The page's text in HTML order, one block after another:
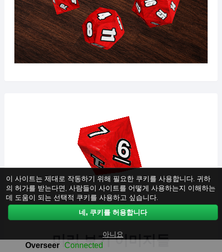
미리 보기 이미지들
이 사이트는 제대로 작동하기 위해 필요한 쿠키를 사용합니다. 귀하
의 허가를 받는다면, 사람들이 사이트를 어떻게 사용하는지 이해하는
데 도움이 되는 선택적 쿠키를 사용하고 싶습니다.
네, 쿠키를 허용합니다
아니요